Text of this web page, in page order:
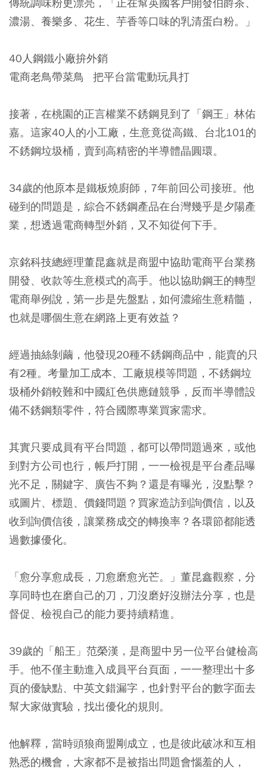
濃湯、養樂多、花生、芋香等口味的乳清蛋白粉。」
40人鋼鐵小廠拚外銷
電商老鳥帶菜鳥 把平台當電動玩具打
接著，在桃園的正言權業不銹鋼見到了「鋼王」林佑
嘉。這家40人的小工廠，生意竟從高鐵、台北101的
不銹鋼垃圾桶，賣到高精密的半導體晶圓環。
34歲的他原本是鐵板燒廚師，7年前回公司接班。他
碰到的問題是，綜合不銹鋼產品在台灣幾乎是夕陽產
業，想透過電商轉型外銷，又不知從何下手。
京銘科技總經理董昆鑫就是商盟中協助電商平台業務
開發、收款等生意模式的高手。他以協助鋼王的轉型
電商舉例說，第一步是先盤點，如何濃縮生意精髓，
也就是哪個生意在網路上更有效益？
經過抽絲剝繭，他發現20種不銹鋼商品中，能賣的只
有2種。考量加工成本、工廠規模等問題，不銹鋼垃
圾桶外銷較難和中國紅色供應鏈競爭，反而半導體設
備不銹鋼類零件，符合國際專業買家需求。
其實只要成員有平台問題，都可以帶問題過來，或他
到對方公司也行，帳戶打開，一一檢視是平台產品曝
光不足，關鍵字、廣告不夠？還是有曝光，沒點擊？
或圖片、標題、價錢問題？買家造訪到詢價信，以及
收到詢價信後，讓業務成交的轉換率？各環節都能透
過數據優化。
「愈分享愈成長，刀愈磨愈光芒。」董昆鑫觀察，分
享同時也在磨自己的刀，刀沒磨好沒辦法分享，也是
督促、檢視自己的能力要持續精進。
39歲的「船王」范榮漢，是商盟中另一位平台健檢高
手。他不僅主動進入成員平台頁面，一一整理出十多
頁的優缺點、中英文錯漏字，也針對平台的數字面去
幫大家做實驗，找出優化的規則。
他解釋，當時頭狼商盟剛成立，也是彼此破冰和互相
熟悉的機會，大家都不是被指出問題會惱羞的人，